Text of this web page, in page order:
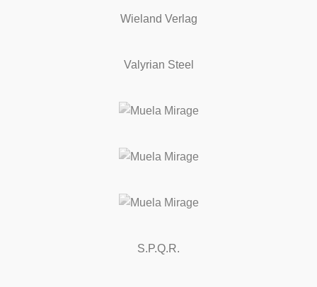
Wieland Verlag
Valyrian Steel
S.P.Q.R.